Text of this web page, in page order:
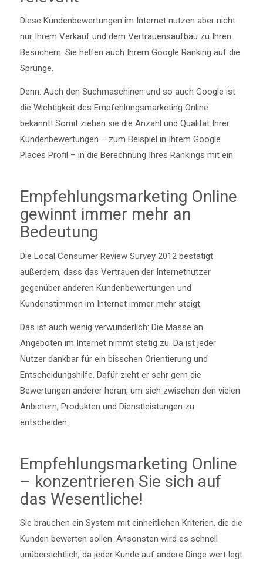
Diese Kundenbewertungen im Internet nutzen aber nicht
nur Ihrem Verkauf und dem Vertrauensaufbau zu Ihren
Besuchern. Sie helfen auch Ihrem Google Ranking auf die
Sprünge.
Denn: Auch den Suchmaschinen und so auch Google ist
die Wichtigkeit des Empfehlungsmarketing Online
bekannt! Somit ziehen sie die Anzahl und Qualität Ihrer
Kundenbewertungen – zum Beispiel in Ihrem Google
Places Profil – in die Berechnung Ihres Rankings mit ein.
Empfehlungsmarketing Online
gewinnt immer mehr an
Bedeutung
Die Local Consumer Review Survey 2012 bestätigt
außerdem, dass das Vertrauen der Internetnutzer
gegenüber anderen Kundenbewertungen und
Kundenstimmen im Internet immer mehr steigt.
Das ist auch wenig verwunderlich: Die Masse an
Angeboten im Internet nimmt stetig zu. Da ist jeder
Nutzer dankbar für ein bisschen Orientierung und
Entscheidungshilfe. Dafür zieht er sehr gern die
Bewertungen anderer heran, um sich zwischen den vielen
Anbietern, Produkten und Dienstleistungen zu
entscheiden.
Empfehlungsmarketing Online
– konzentrieren Sie sich auf
das Wesentliche!
Sie brauchen ein System mit einheitlichen Kriterien, die die
Kunden bewerten sollen. Ansonsten wird es schnell
unübersichtlich, da jeder Kunde auf andere Dinge wert legt